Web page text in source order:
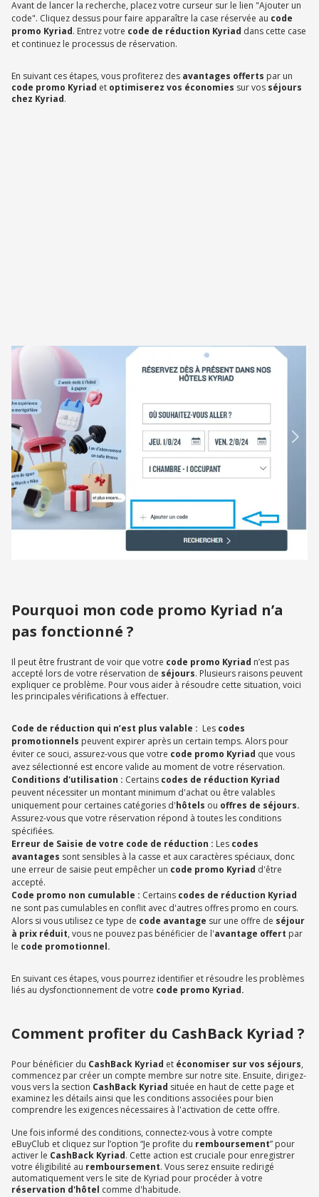
Avant de lancer la recherche, placez votre curseur sur le lien "Ajouter un
code". Cliquez dessus pour faire apparaître la case réservée au code
promo Kyriad. Entrez votre code de réduction Kyriad dans cette case
et continuez le processus de réservation.
En suivant ces étapes, vous profiterez des avantages offerts par un
code promo Kyriad et optimiserez vos économies sur vos séjours
chez Kyriad.
Pourquoi mon code promo Kyriad n’a
pas fonctionné ?
Il peut être frustrant de voir que votre code promo Kyriad n’est pas
accepté lors de votre réservation de séjours. Plusieurs raisons peuvent
expliquer ce problème. Pour vous aider à résoudre cette situation, voici
les principales vérifications à effectuer.
Code de réduction qui n’est plus valable : Les codes
promotionnels peuvent expirer après un certain temps. Alors pour
éviter ce souci, assurez-vous que votre code promo Kyriad que vous
avez sélectionné est encore valide au moment de votre réservation.
Conditions d'utilisation : Certains codes de réduction Kyriad
peuvent nécessiter un montant minimum d'achat ou être valables
uniquement pour certaines catégories d'hôtels ou offres de séjours.
Assurez-vous que votre réservation répond à toutes les conditions
spécifiées.
Erreur de Saisie de votre code de réduction : Les codes
avantages sont sensibles à la casse et aux caractères spéciaux, donc
une erreur de saisie peut empêcher un code promo Kyriad d'être
accepté.
Code promo non cumulable : Certains codes de réduction Kyriad
ne sont pas cumulables en conflit avec d'autres offres promo en cours.
Alors si vous utilisez ce type de code avantage sur une offre de séjour
à prix réduit, vous ne pouvez pas bénéficier de l'avantage offert par
le code promotionnel.
En suivant ces étapes, vous pourrez identifier et résoudre les problèmes
liés au dysfonctionnement de votre code promo Kyriad.
Comment profiter du CashBack Kyriad ?
Pour bénéficier du CashBack Kyriad et économiser sur vos séjours,
commencez par créer un compte membre sur notre site. Ensuite, dirigez-
vous vers la section CashBack Kyriad située en haut de cette page et
examinez les détails ainsi que les conditions associées pour bien
comprendre les exigences nécessaires à l'activation de cette offre.
Une fois informé des conditions, connectez-vous à votre compte
eBuyClub et cliquez sur l’option “Je profite du remboursement” pour
activer le CashBack Kyriad. Cette action est cruciale pour enregistrer
votre éligibilité au remboursement. Vous serez ensuite redirigé
automatiquement vers le site de Kyriad pour procéder à votre
réservation d'hôtel comme d'habitude.